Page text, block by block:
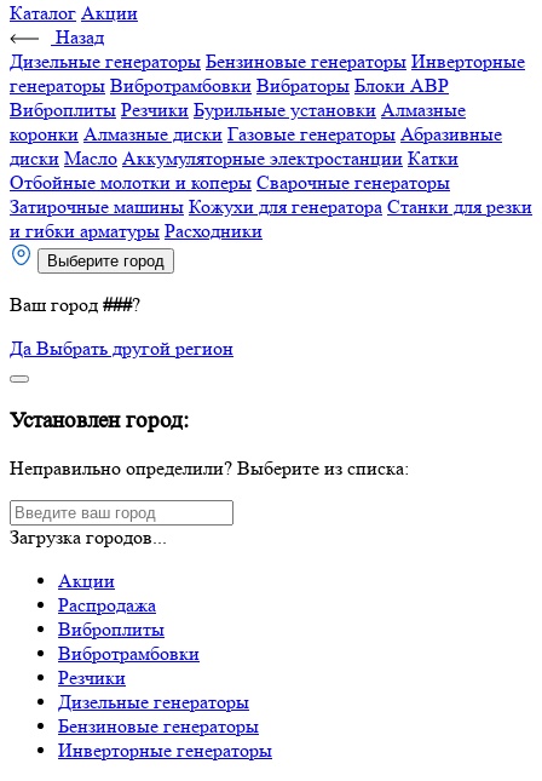
Каталог Акции
Назад
Дизельные генераторы Бензиновые генераторы Инверторные
генераторы Вибротрамбовки Вибраторы Блоки АВР
Виброплиты Резчики Бурильные установки Алмазные
коронки Алмазные диски Газовые генераторы Абразивные
диски Масло Аккумуляторные электростанции Катки
Отбойные молотки и коперы Сварочные генераторы
Затирочные машины Кожухи для генератора Станки для резки
и гибки арматуры Расходники
Выберите город
Ваш город ###?
Да Выбрать другой регион
Установлен город:
Неправильно определили? Выберите из списка:
Загрузка городов...
Акции
Распродажа
Виброплиты
Вибротрамбовки
Резчики
Дизельные генераторы
Бензиновые генераторы
Инверторные генераторы